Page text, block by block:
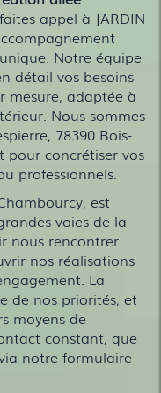
appel à JARDIN
Notre équipe
détail vos besoins
mesure, adaptée à
Nous sommes
78390 Bois-
pour concrétiser vos
professionnels.
est
voies de la
nous rencontrer
nos réalisations
La
de nos priorités, et
moyens de
constant, que
notre formulaire